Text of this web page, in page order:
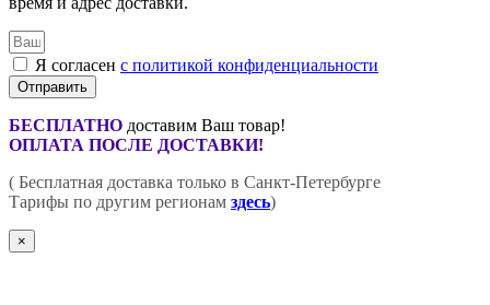
Я согласен с политикой конфиденциальности
Отправить
БЕСПЛАТНО доставим Ваш товар!
ОПЛАТА ПОСЛЕ ДОСТАВКИ!
( Бесплатная доставка только в Санкт-Петербурге
Тарифы по другим регионам здесь)
×